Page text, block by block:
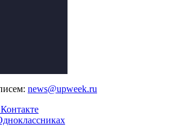
news@upweek.ru